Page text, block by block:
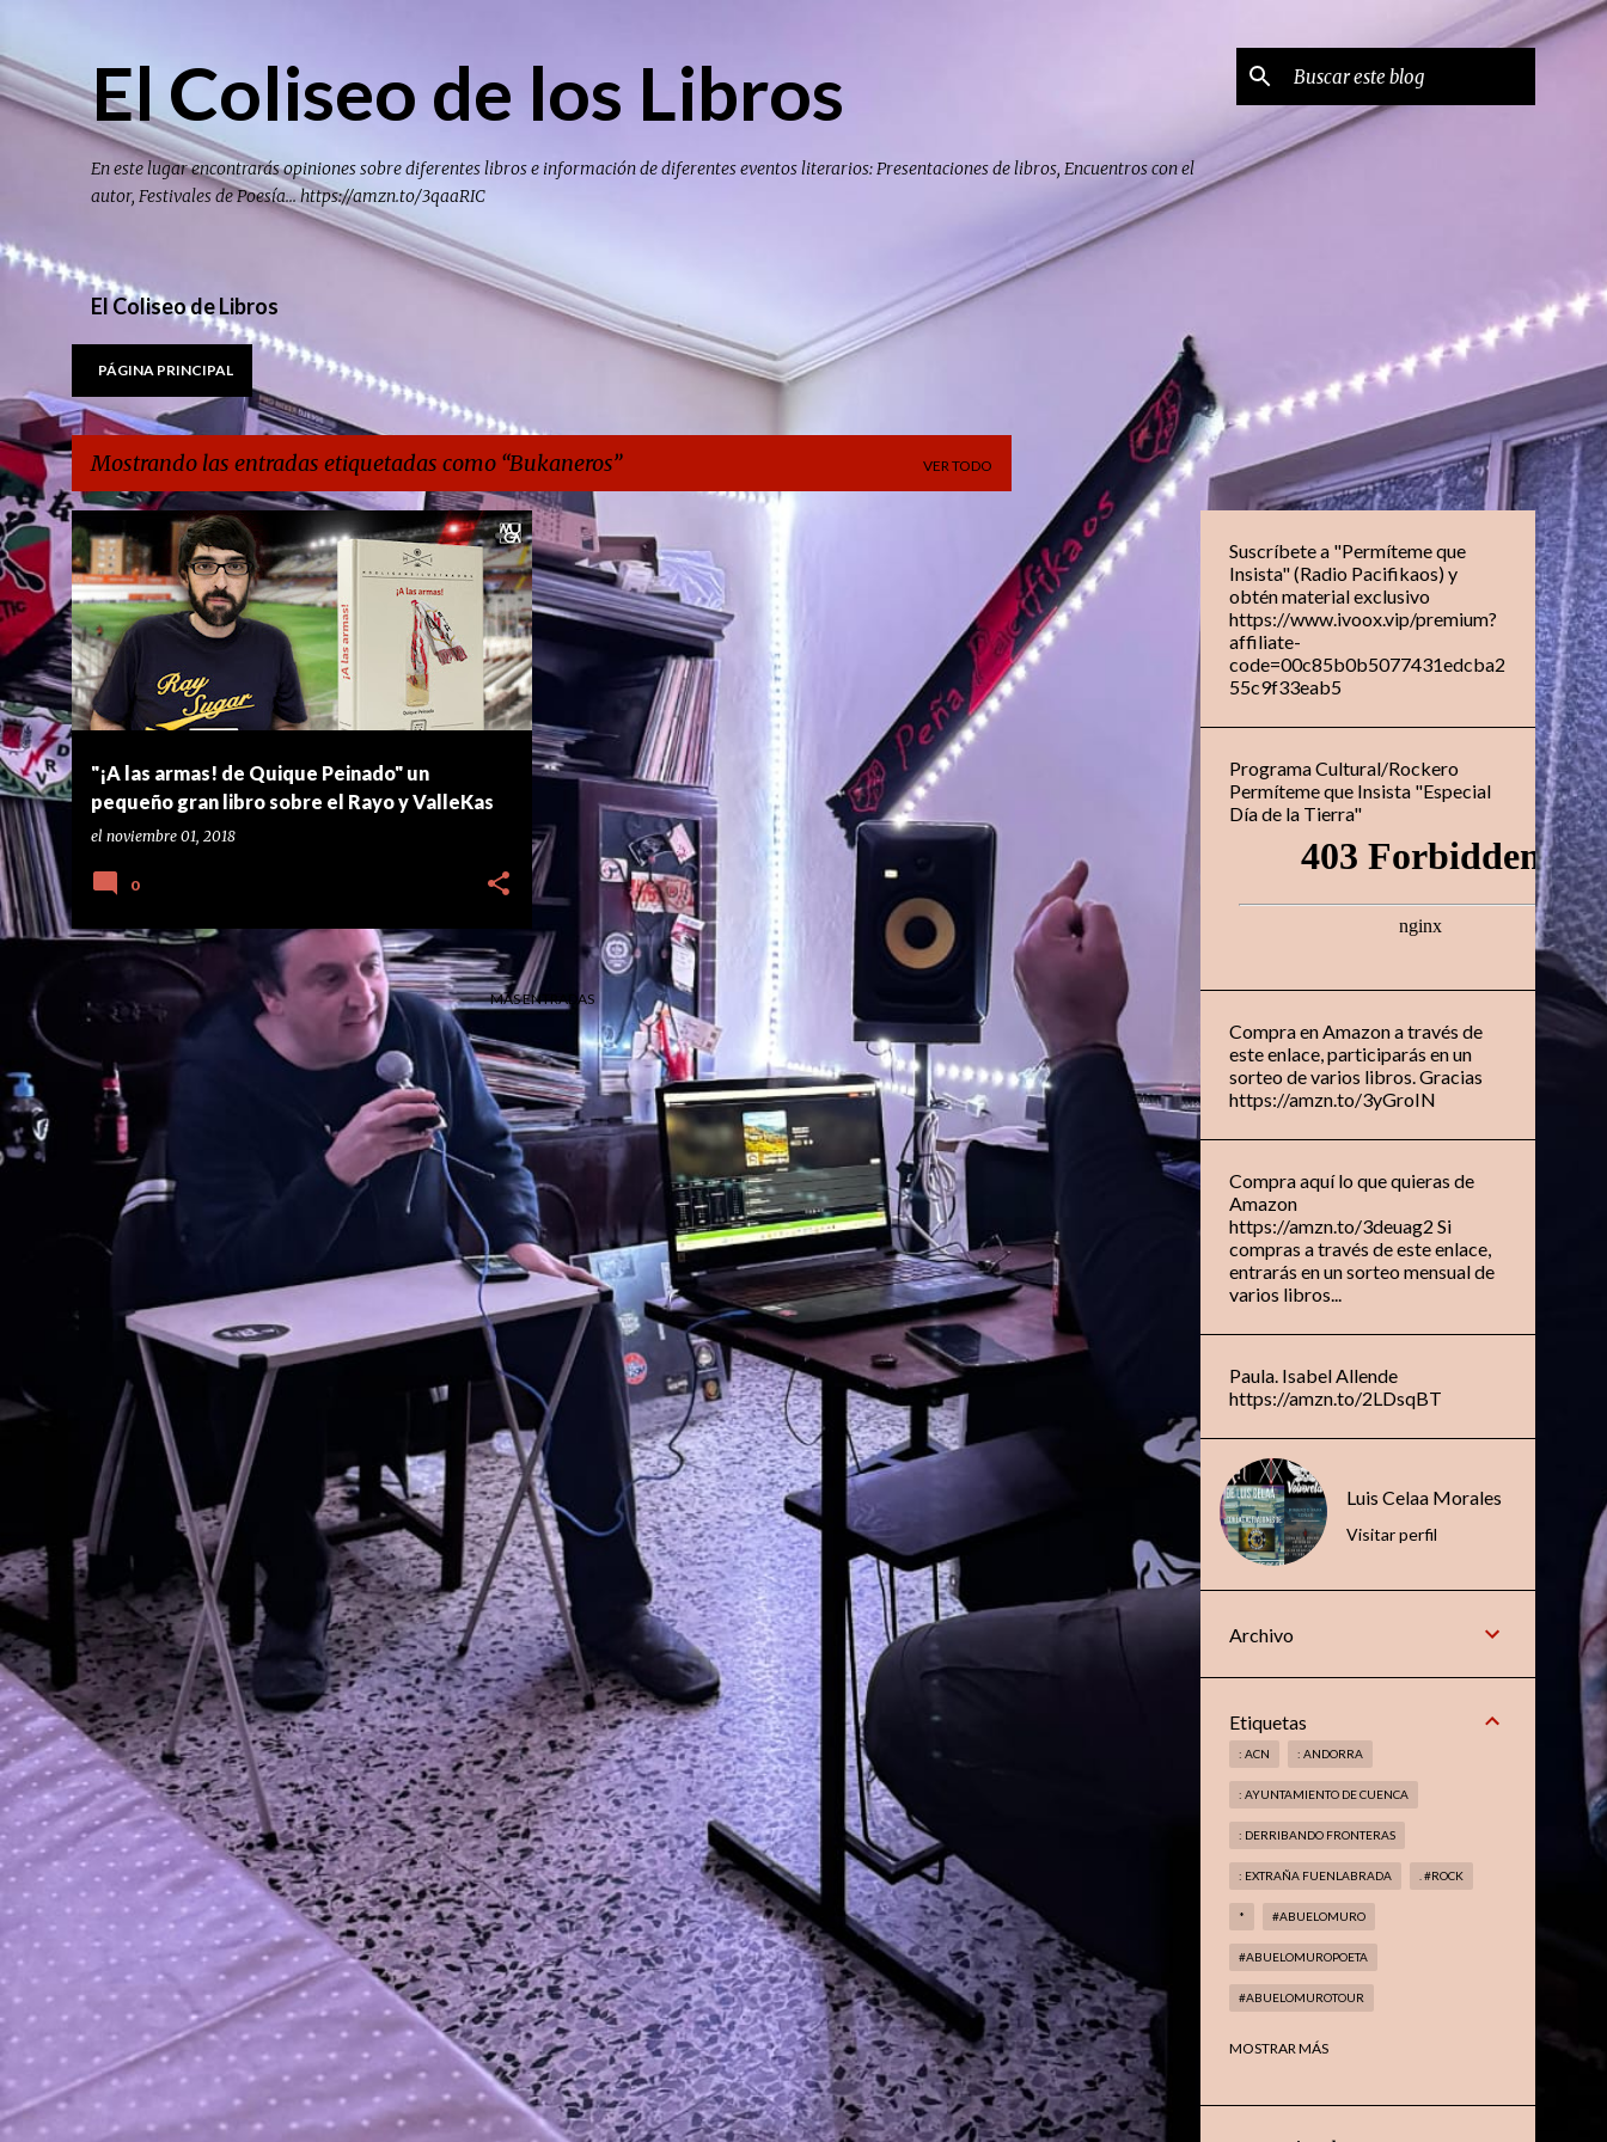
El Coliseo de los Libros
En este lugar encontrarás opiniones sobre diferentes libros e información de diferentes eventos literarios: Presentaciones de libros, Encuentros con el
autor, Festivales de Poesía... https://amzn.to/3qaaRIC
El Coliseo de Libros
PÁGINA PRINCIPAL
Mostrando las entradas etiquetadas como Bukaneros VER TODO
E
n
t
r
a
d
"¡A las armas! de Quique Peinado" un
pequeño gran libro sobre el Rayo y ValleKas
el noviembre 01, 2018
A LAS ARMAS BARRIO DE VALLECAS BUKANEROS +3
0
MÁS ENTRADAS
Suscríbete a "Permíteme que
Insista" (Radio Pacifikaos) y
obtén material exclusivo
https://www.ivoox.vip/premium?
affiliate-
code=00c85b0b5077431edcba2
55c9f33eab5
Programa Cultural/Rockero
Permíteme que Insista "Especial
Día de la Tierra"
Compra en Amazon a través de
este enlace, participarás en un
sorteo de varios libros. Gracias
https://amzn.to/3yGroIN
Compra aquí lo que quieras de
Amazon
https://amzn.to/3deuag2 Si
compras a través de este enlace,
entrarás en un sorteo mensual de
varios libros...
Paula. Isabel Allende
https://amzn.to/2LDsqBT
Luis Celaa Morales
Visitar perfil
Archivo
Etiquetas
: ACN : ANDORRA
: AYUNTAMIENTO DE CUENCA
: DERRIBANDO FRONTERAS
: EXTRAÑA FUENLABRADA . #ROCK
* #ABUELOMURO
#ABUELOMUROPOETA
#ABUELOMUROTOUR
#ABUELOMUROTROVADOR
MOSTRAR MÁS